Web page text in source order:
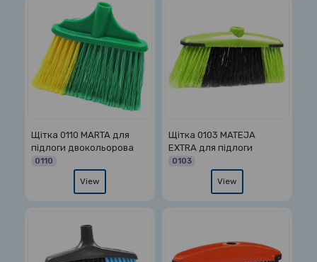
Щітка 0110 MARTA для
підлоги двокольорова
0110
View
Щітка 0103 MATEJA
EXTRA для підлоги
0103
View